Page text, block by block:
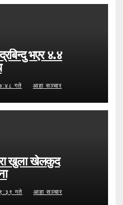
भएर ४.४
गते आहा सञ्चार
खुला खेलकुद
गते आहा सञ्चार